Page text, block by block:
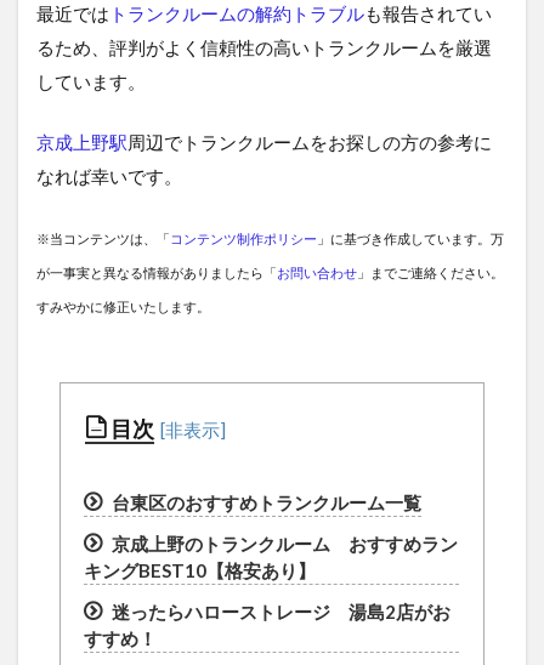
最近では トランクルームの解約トラブルも報告されてい
るため、評判がよく信頼性の高いトランクルームを厳選
しています。
京成上野駅周辺でトランクルームをお探しの方の参考に
なれば幸いです。
※当コンテンツは、「 コンテンツ制作ポリシー 」に基づき作成しています。万
が一事実と異なる情報がありましたら「お問い合わせ 」までご連絡ください。
すみやかに修正いたします。
目次
台東区のおすすめトランクルーム一覧
京成上野のトランクルーム おすすめラン
キングBEST10【格安あり】
迷ったらハローストレージ 湯島2店がお
すすめ！